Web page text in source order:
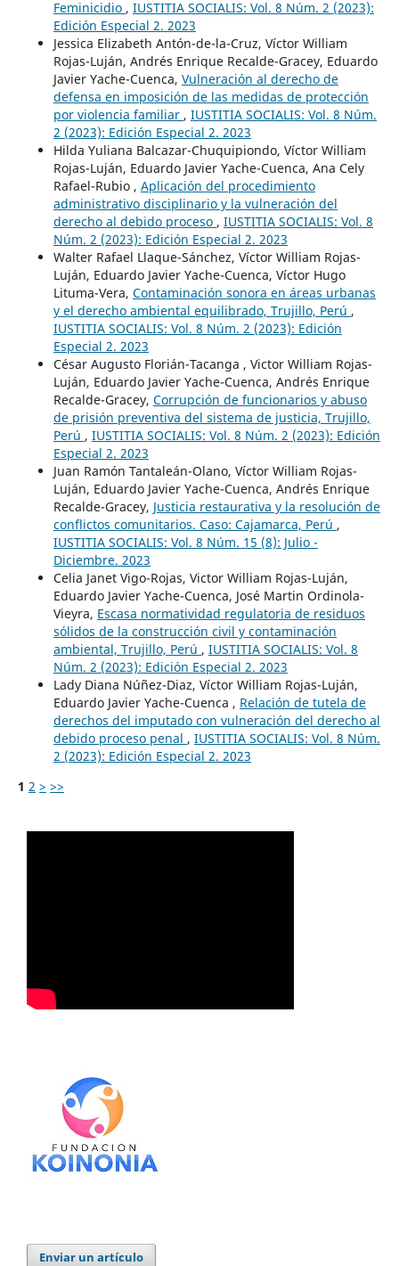
Feminicidio , IUSTITIA SOCIALIS: Vol. 8 Núm. 2 (2023):
Edición Especial 2. 2023
Jessica Elizabeth Antón-de-la-Cruz, Víctor William
Rojas-Luján, Andrés Enrique Recalde-Gracey, Eduardo
Javier Yache-Cuenca, Vulneración al derecho de
defensa en imposición de las medidas de protección
por violencia familiar , IUSTITIA SOCIALIS: Vol. 8 Núm.
2 (2023): Edición Especial 2. 2023
Hilda Yuliana Balcazar-Chuquipiondo, Víctor William
Rojas-Luján, Eduardo Javier Yache-Cuenca, Ana Cely
Rafael-Rubio , Aplicación del procedimiento
administrativo disciplinario y la vulneración del
derecho al debido proceso , IUSTITIA SOCIALIS: Vol. 8
Núm. 2 (2023): Edición Especial 2. 2023
Walter Rafael Llaque-Sánchez, Víctor William Rojas-
Luján, Eduardo Javier Yache-Cuenca, Víctor Hugo
Lituma-Vera, Contaminación sonora en áreas urbanas
y el derecho ambiental equilibrado, Trujillo, Perú ,
IUSTITIA SOCIALIS: Vol. 8 Núm. 2 (2023): Edición
Especial 2. 2023
César Augusto Florián-Tacanga , Victor William Rojas-
Luján, Eduardo Javier Yache-Cuenca, Andrés Enrique
Recalde-Gracey, Corrupción de funcionarios y abuso
de prisión preventiva del sistema de justicia, Trujillo,
Perú , IUSTITIA SOCIALIS: Vol. 8 Núm. 2 (2023): Edición
Especial 2. 2023
Juan Ramón Tantaleán-Olano, Víctor William Rojas-
Luján, Eduardo Javier Yache-Cuenca, Andrés Enrique
Recalde-Gracey, Justicia restaurativa y la resolución de
conflictos comunitarios. Caso: Cajamarca, Perú ,
IUSTITIA SOCIALIS: Vol. 8 Núm. 15 (8): Julio -
Diciembre. 2023
Celia Janet Vigo-Rojas, Victor William Rojas-Luján,
Eduardo Javier Yache-Cuenca, José Martin Ordinola-
Vieyra, Escasa normatividad regulatoria de residuos
sólidos de la construcción civil y contaminación
ambiental, Trujillo, Perú , IUSTITIA SOCIALIS: Vol. 8
Núm. 2 (2023): Edición Especial 2. 2023
Lady Diana Núñez-Diaz, Víctor William Rojas-Luján,
Eduardo Javier Yache-Cuenca , Relación de tutela de
derechos del imputado con vulneración del derecho al
debido proceso penal , IUSTITIA SOCIALIS: Vol. 8 Núm.
2 (2023): Edición Especial 2. 2023
1 2 > >>
Enviar un artículo